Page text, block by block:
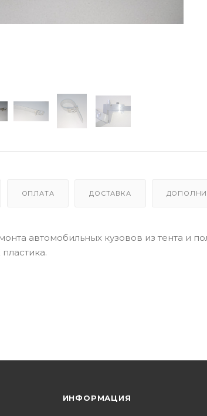
ОПЛАТА ДОСТАВКА
автомобильных кузовов из тента и
ИНФОРМАЦИЯ